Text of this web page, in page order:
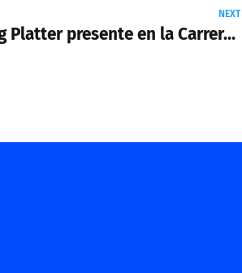
NEXT
¡Sizzling Platter presente en la Carrera de Botargas del Teletón CRIT!